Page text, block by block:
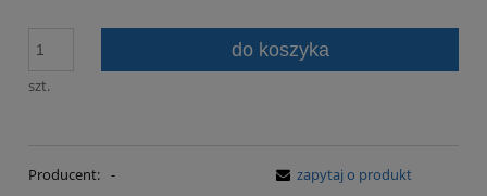
szt.
do koszyka
Producent: - zapytaj o produkt